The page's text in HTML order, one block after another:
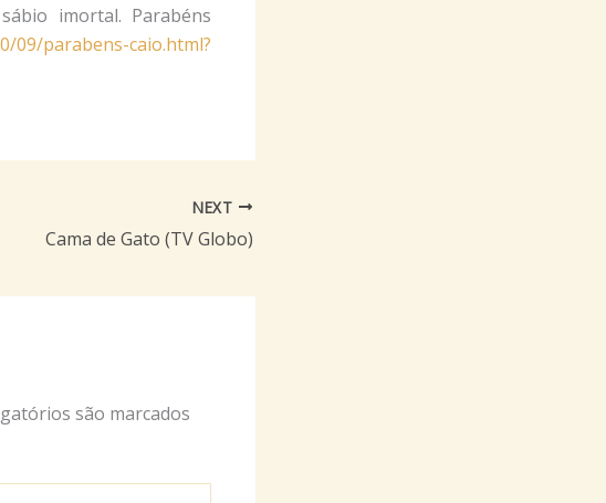
imortal. Parabéns
09/parabens-caio.html?
NEXT
Cama de Gato (TV Globo)
são marcados